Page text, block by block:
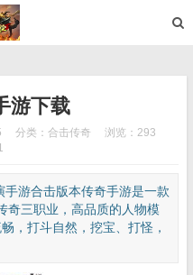
游下载
分类： 合击传奇
浏览：293
游合击版本传奇手游是一款
奇三职业，高品质的人物模
，打斗自然，挖宝、打怪，